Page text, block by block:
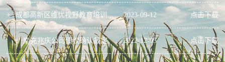
+ 成都高新区维优视野教育培训学校有限公司破产清算案债权申报资料 2023-09-12 点击下载
+ 南充兆庆公司债权确认裁定 2022-12-05 点击下载